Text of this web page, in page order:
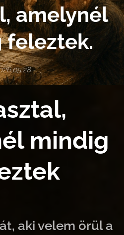
amelynél
feleztek.
mindig
aki velem örül a